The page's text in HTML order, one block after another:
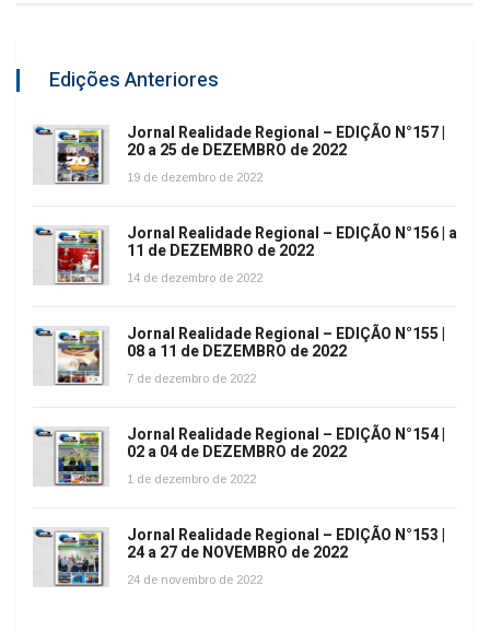
Edições Anteriores
Jornal Realidade Regional – EDIÇÃO N°157 |
20 a 25 de DEZEMBRO de 2022
19 de dezembro de 2022
Jornal Realidade Regional – EDIÇÃO N°156 | a
11 de DEZEMBRO de 2022
14 de dezembro de 2022
Jornal Realidade Regional – EDIÇÃO N°155 |
08 a 11 de DEZEMBRO de 2022
7 de dezembro de 2022
Jornal Realidade Regional – EDIÇÃO N°154 |
02 a 04 de DEZEMBRO de 2022
1 de dezembro de 2022
Jornal Realidade Regional – EDIÇÃO N°153 |
24 a 27 de NOVEMBRO de 2022
24 de novembro de 2022